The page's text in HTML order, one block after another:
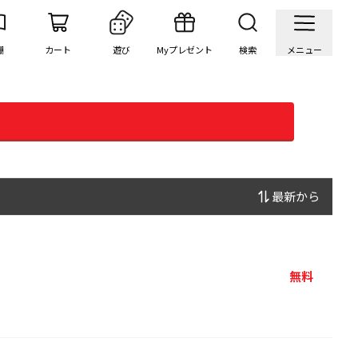
カート 遊び Myプレゼント 検索 メニュー
最新から
無料